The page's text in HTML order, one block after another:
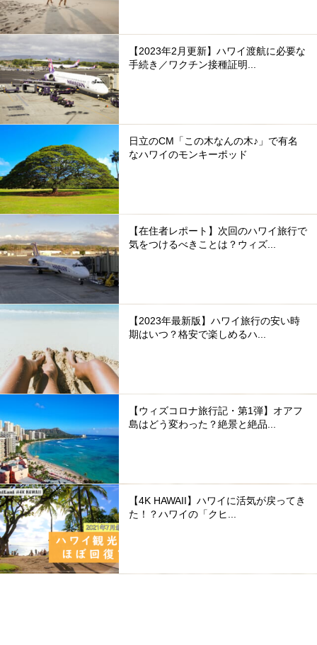
【2023年2月更新】ハワイ渡航に必要な
手続き／ワクチン接種証明...
日立のCM「この木なんの木♪」で有名
なハワイのモンキーポッド
【在住者レポート】次回のハワイ旅行で
気をつけるべきことは？ウィズ...
【2023年最新版】ハワイ旅行の安い時
期はいつ？格安で楽しめるハ...
【ウィズコロナ旅行記・第1弾】オアフ
島はどう変わった？絶景と絶品...
【4K HAWAII】ハワイに活気が戻ってき
た！？ハワイの「クヒ...